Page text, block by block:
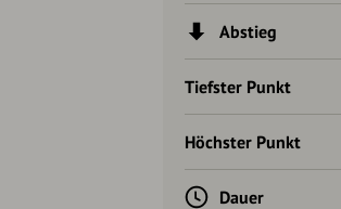
Abstieg
Tiefster Punkt
Höchster Punkt
Dauer